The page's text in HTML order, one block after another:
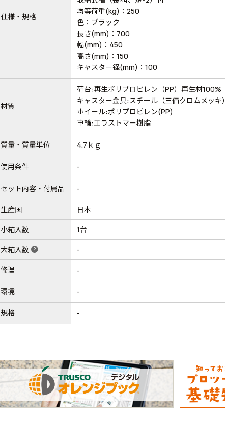
仕様・規格
均等荷重(kg)：250
色：ブラック
長さ(mm)：700
幅(mm)：450
高さ(mm)：150
キャスター径(mm)：100
材質
荷台:再生ポリプロピレン（PP）再生材100%
キャスター金具:スチール（三価クロムメッキ）
ホイール:ポリプロピレン(PP)
車輪:エラストマー樹脂
質量・質量単位 4.7ｋｇ
使用条件 -
セット内容・付属品 -
生産国 日本
小箱入数 1台
大箱入数 help -
修理 -
環境 -
規格 -